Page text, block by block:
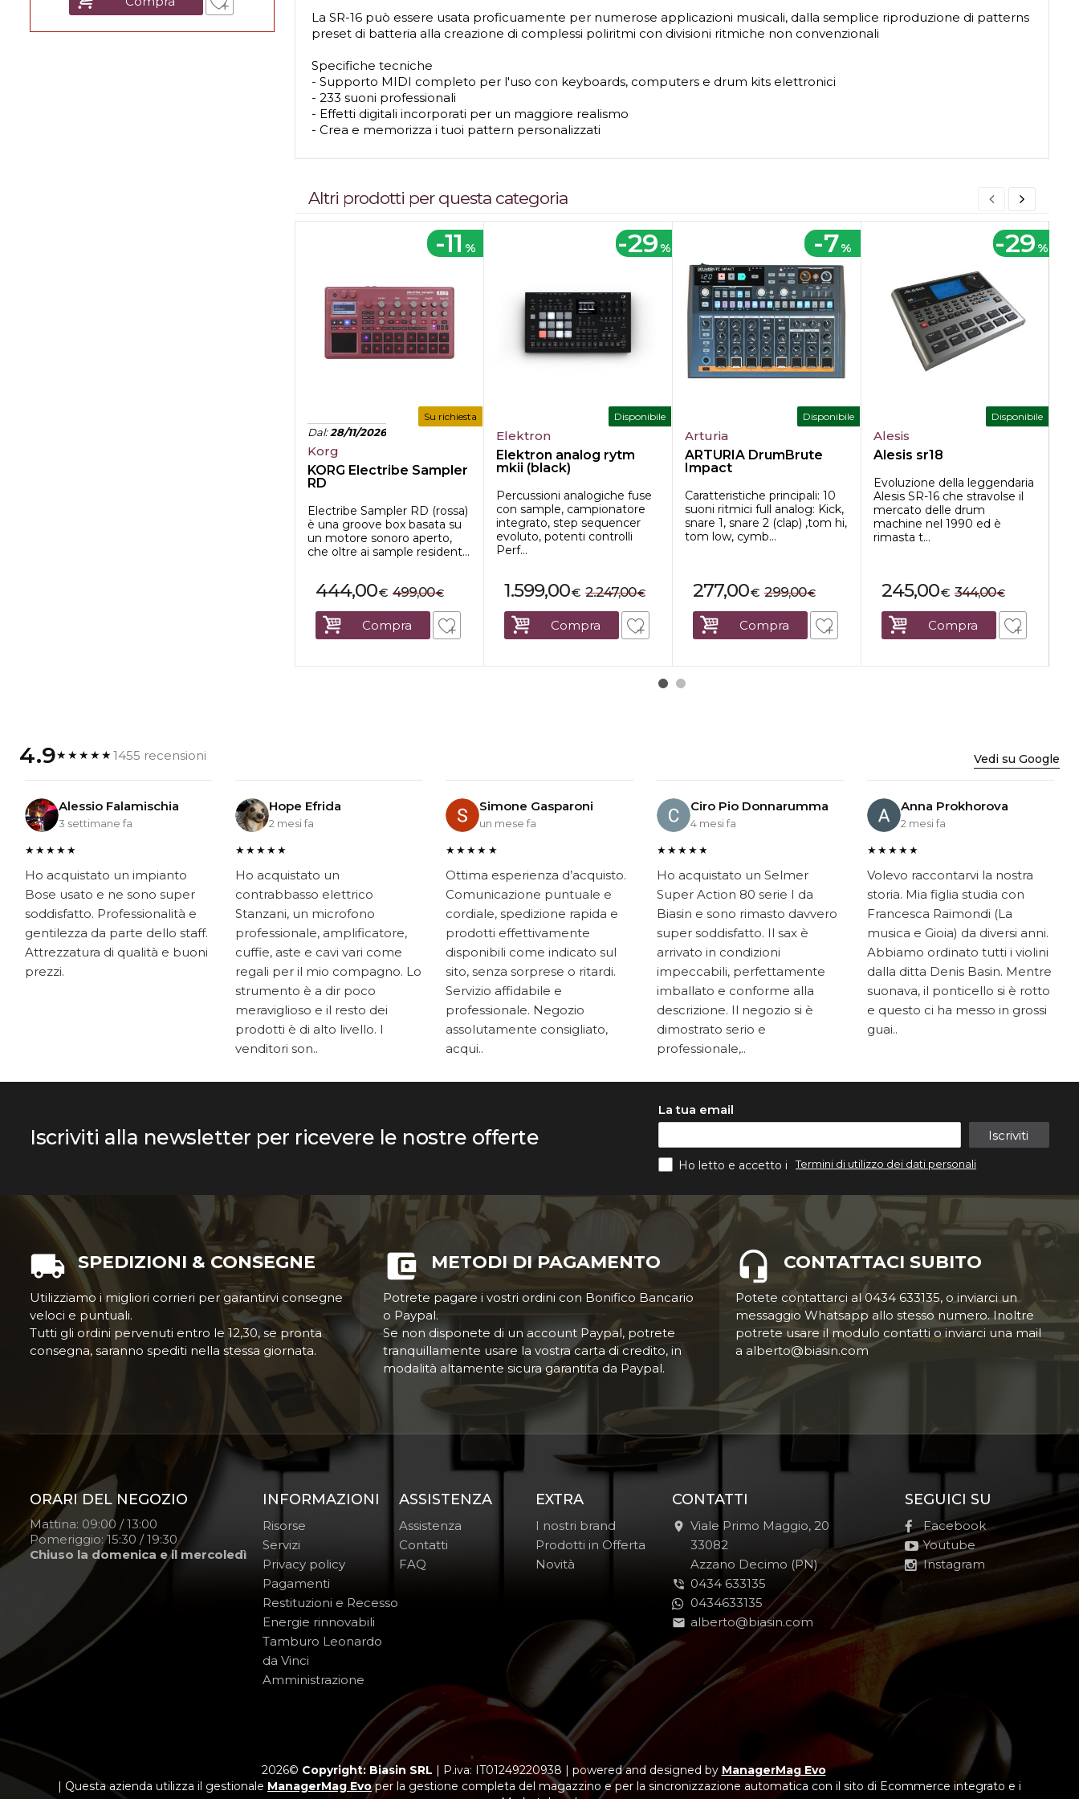
La SR-16 può essere usata proficuamente per numerose applicazioni musicali, dalla semplice riproduzione di patterns
preset di batteria alla creazione di complessi poliritmi con divisioni ritmiche non convenzionali
Specifiche tecniche
- Supporto MIDI completo per l'uso con keyboards, computers e drum kits elettronici
- 233 suoni professionali
- Effetti digitali incorporati per un maggiore realismo
- Crea e memorizza i tuoi pattern personalizzati
Altri prodotti per questa categoria
-11 %
Su richiesta
Dal:28/11/2026
Korg
KORG Electribe Sampler
RD
Electribe Sampler RD (rossa)
è una groove box basata su
un motore sonoro aperto,
che oltre ai sample resident...
€
444,00 €
499,00
Compra
-29 %
Disponibile
Elektron
Elektron analog rytm
mkii (black)
Percussioni analogiche fuse
con sample, campionatore
integrato, step sequencer
evoluto, potenti controlli
Perf...
€
1.599,00 €
2.247,00
Compra
-7%
Disponibile
Arturia
ARTURIA DrumBrute
Impact
Caratteristiche principali: 10
suoni ritmici full analog: Kick,
snare 1, snare 2 (clap) ,tom hi,
tom low, cymb...
€
277,00 €
299,00
Compra
-29 %
Disponibile
Alesis
Alesis sr18
Evoluzione della leggendaria
Alesis SR-16 che stravolse il
mercato delle drum
machine nel 1990 ed è
rimasta t...
€
245,00 €
344,00
Compra
4.9★★★★★1455 recensioni Vedi su Google
Alessio Falamischia
3 settimane fa
★★★★★
Ho acquistato un impianto
Bose usato e ne sono super
soddisfatto. Professionalità e
gentilezza da parte dello staff.
Attrezzatura di qualità e buoni
prezzi.
Hope Efrida
2 mesi fa
★★★★★
Ho acquistato un
contrabbasso elettrico
Stanzani, un microfono
professionale, amplificatore,
cuffie, aste e cavi vari come
regali per il mio compagno. Lo
strumento è a dir poco
meraviglioso e il resto dei
prodotti è di alto livello. I
venditori son..
Simone Gasparoni
un mese fa
★★★★★
Ottima esperienza d’acquisto.
Comunicazione puntuale e
cordiale, spedizione rapida e
prodotti effettivamente
disponibili come indicato sul
sito, senza sorprese o ritardi.
Servizio affidabile e
professionale. Negozio
assolutamente consigliato,
acqui..
Ciro Pio Donnarumma
4 mesi fa
★★★★★
Ho acquistato un Selmer
Super Action 80 serie I da
Biasin e sono rimasto davvero
super soddisfatto. Il sax è
arrivato in condizioni
impeccabili, perfettamente
imballato e conforme alla
descrizione. Il negozio si è
dimostrato serio e
professionale,..
Anna Prokhorova
2 mesi fa
★★★★★
Volevo raccontarvi la nostra
storia. Mia figlia studia con
Francesca Raimondi (La
musica e Gioia) da diversi anni.
Abbiamo ordinato tutti i violini
dalla ditta Denis Basin. Mentre
suonava, il ponticello si è rotto
e questo ci ha messo in grossi
guai..
Iscriviti alla newsletter per ricevere le nostre offerte
La tua email
Iscriviti
Ho letto e accetto i Termini di utilizzo dei dati personali
SPEDIZIONI & CONSEGNE
Utilizziamo i migliori corrieri per garantirvi consegne
veloci e puntuali.
Tutti gli ordini pervenuti entro le 12,30, se pronta
consegna, saranno spediti nella stessa giornata.
METODI DI PAGAMENTO
Potrete pagare i vostri ordini con Bonifico Bancario
o Paypal.
Se non disponete di un account Paypal, potrete
tranquillamente usare la vostra carta di credito, in
modalità altamente sicura garantita da Paypal.
CONTATTACI SUBITO
Potete contattarci al 0434 633135, o inviarci un
messaggio Whatsapp allo stesso numero. Inoltre
potrete usare il modulo contatti o inviarci una mail
a alberto@biasin.com
ORARI DEL NEGOZIO
Mattina: 09:00 / 13:00
Pomeriggio: 15:30 / 19:30
Chiuso la domenica e il mercoledì
INFORMAZIONI
Risorse
Servizi
Privacy policy
Pagamenti
Restituzioni e Recesso
Energie rinnovabili
Tamburo Leonardo
da Vinci
Amministrazione
ASSISTENZA
Assistenza
Contatti
FAQ
EXTRA
I nostri brand
Prodotti in Offerta
Novità
CONTATTI
Viale Primo Maggio, 20
-
33082
-
Azzano Decimo (PN)
0434 633135
0434633135
alberto@biasin.com
SEGUICI SU
Facebook
Youtube
Instagram
2026© Copyright: Biasin SRL | P.iva: IT01249220938 | powered and designed by ManagerMag Evo
| Questa azienda utilizza il gestionale ManagerMag Evoper la gestione completa del magazzino e per la sincronizzazione automatica con il sito di Ecommerce integrato e i